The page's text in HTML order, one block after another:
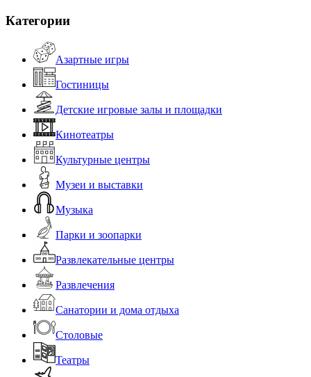
Категории
Азартные игры
Гостиницы
Детские игровые залы и площадки
Кинотеатры
Культурные центры
Музеи и выставки
Музыка
Парки и зоопарки
Развлекательные центры
Развлечения
Санатории и дома отдыха
Столовые
Театры